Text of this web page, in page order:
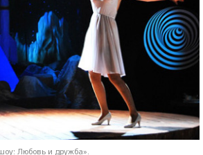
Любовь и дружба».